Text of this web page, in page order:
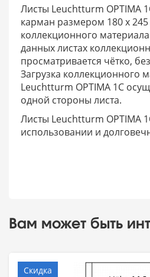
Листы Leuchtturm OPTIMA
карман размером 180 х
коллекционного
данных листах
просматривается чётко,
Загрузка коллекционного
Leuchtturm OPTIMA 1C
одной стороны листа.
Листы Leuchtturm OPTIMA
использовании и
Вам может быть
Скидка